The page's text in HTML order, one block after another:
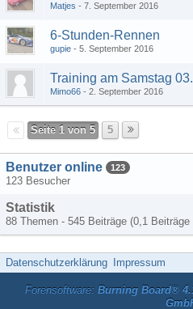
Matjes 7. September 2016
6-Stunden-Rennen
gupie 5. September 2016
Training am Samstag
Mimo66 2. September 2016
Seite 1 von 5 5
Benutzer online 123
123 Besucher
Statistik
88 Themen - 545 Beiträge (0,1 Beiträge
Datenschutzerklärung Impressum
Forensoftware: Burning Board®